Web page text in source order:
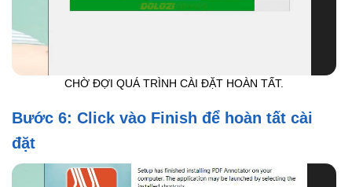
CHỜ ĐỢI QUÁ TRÌNH CÀI ĐẶT HOÀN TẤT.
Bước 6: Click vào Finish để hoàn tất cài
đặt